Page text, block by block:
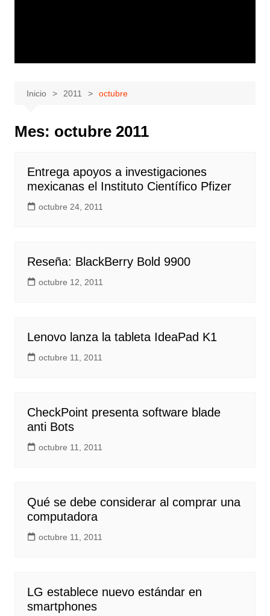
Inicio 2011 octubre
Mes: octubre 2011
Entrega apoyos a investigaciones
mexicanas el Instituto Científico Pfizer
octubre 24, 2011
Reseña: BlackBerry Bold 9900
octubre 12, 2011
Lenovo lanza la tableta IdeaPad K1
octubre 11, 2011
CheckPoint presenta software blade
anti Bots
octubre 11, 2011
Qué se debe considerar al comprar una
computadora
octubre 11, 2011
LG establece nuevo estándar en
smartphones